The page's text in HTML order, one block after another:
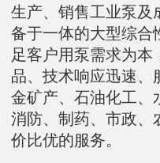
生产、销售工业泵及
备于一体的大型综合
足客户用泵需求为
品、技术响应迅速
金矿产、石油化工、
消防、制药、市政、
价比优的服务。